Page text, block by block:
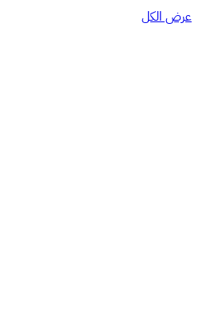
عرض الكل